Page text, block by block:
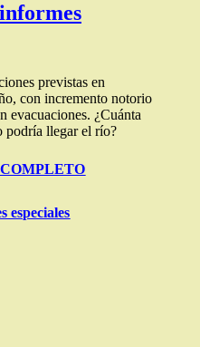
previstas en
con incremento notorio
evacuaciones. ¿Cuánta
podría llegar el río?
especiales